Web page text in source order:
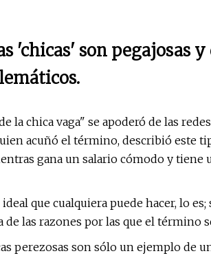
'chicas' son pegajosas
la chica vaga" se apoderó de las
acuñó el término, describió este
gana un salario cómodo y tiene
que cualquiera puede hacer, lo
de las razones por las que el término
perezosas son sólo un ejemplo de